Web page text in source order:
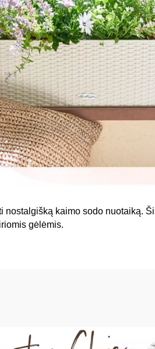
nostalgišką kaimo sodo nuotaiką.
gėlėmis.